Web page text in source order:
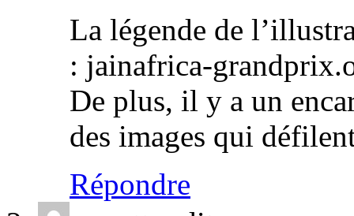
La légende de
: jainafrica-
De plus, il y a un
des images qui
Répondre